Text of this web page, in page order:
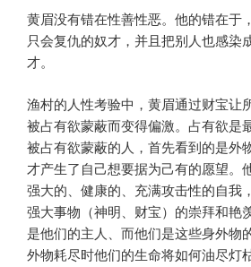
黄眉没有错在性善性恶。他的错在于
只会复仇的奴才，并且把别人也感染
才。
渔村的人性考验中，黄眉通过财宝让
被占有欲蒙蔽而变得偏激。占有欲是
被占有欲蒙蔽的人，首先看到的是外
才产生了自己想要据为己有的愿望。
强大的、健康的、充满攻击性的自我
强大事物（神明、财宝）的崇拜和艳
是他们的主人、而他们是这些身外物
外物耗尽时他们的生命将如何油尽灯